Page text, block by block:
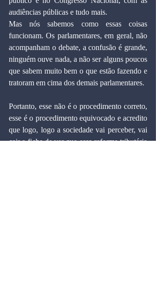
audiências públicas e tudo mais.
Mas nós sabemos como essas coisas
funcionam. Os parlamentares, em geral, não
acompanham o debate, a confusão é grande,
ninguém ouve nada, a não ser alguns poucos
que sabem muito bem o que estão fazendo e
tratoram em cima dos demais parlamentares.
Portanto, esse não é o procedimento correto,
esse é o procedimento equivocado e acredito
que logo, logo a sociedade vai perceber, vai
cair a ficha de ver que essa reforma tributária